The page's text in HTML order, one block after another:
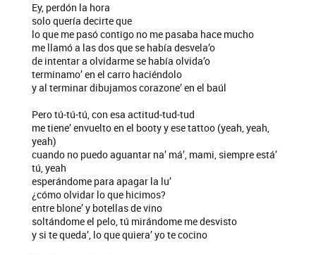
Ey, perdón la hora
solo quería decirte que
lo que me pasó contigo no me pasaba hace mucho
me llamó a las dos que se había desvela’o
de intentar a olvidarme se había olvida’o
terminamo’ en el carro haciéndolo
y al terminar dibujamos corazone’ en el baúl
Pero tú-tú-tú, con esa actitud-tud-tud
me tiene’ envuelto en el booty y ese tattoo (yeah, yeah,
yeah)
cuando no puedo aguantar na’ má’, mami, siempre está’
tú, yeah
esperándome para apagar la lu’
¿cómo olvidar lo que hicimos?
entre blone’ y botellas de vino
soltándome el pelo, tú mirándome me desvisto
y si te queda’, lo que quiera’ yo te cocino